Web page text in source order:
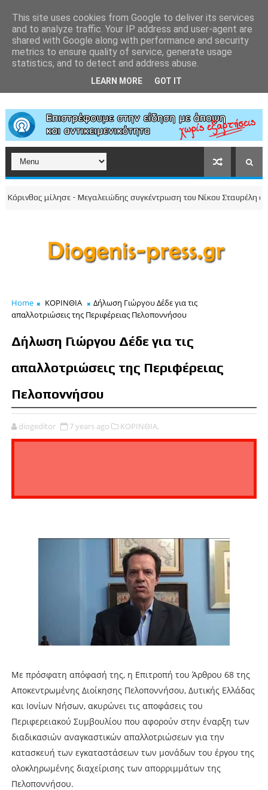
μίλησε - Μεγαλειώδης συγκέντρωση του Νίκου Σταυρέλη στο
Home ΚΟΡΙΝΘΙΑ
Δήλωση Γιώργου Δέδε για τις
απαλλοτριώσεις της Περιφέρειας Πελοποννήσου
Δήλωση Γιώργου Δέδε για τις
απαλλοτριώσεις της Περιφέρειας
Πελοποννήσου
diogeditor 7 years ago ΚΟΡΙΝΘΙΑ,
Με πρόσφατη απόφασή της, η Επιτροπή του Άρθρου 68 της
Αποκεντρωμένης Διοίκησης Πελοποννήσου, Δυτικής Ελλάδας
και Ιονίων Νήσων, ακυρώνει τις αποφάσεις του
Περιφερειακού Συμβουλίου που αφορούν στην έναρξη των
διαδικασιών αναγκαστικών απαλλοτριώσεων για την
κατασκευή των εγκαταστάσεων των μονάδων του έργου της
ολοκληρωμένης διαχείρισης των απορριμμάτων της
Πελοποννήσου.
This site uses cookies from Google to deliver its services
and to analyze traffic. Your IP address and user-agent are
shared with Google along with performance and security
metrics to ensure quality of service, generate usage
statistics, and to detect and address abuse.
LEARN MORE GOT IT